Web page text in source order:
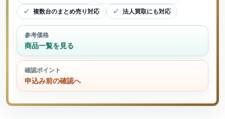
複数台のまとめ売り対応 法人買取にも対応
参考価格
商品一覧を見る
確認ポイント
申込み前の確認へ